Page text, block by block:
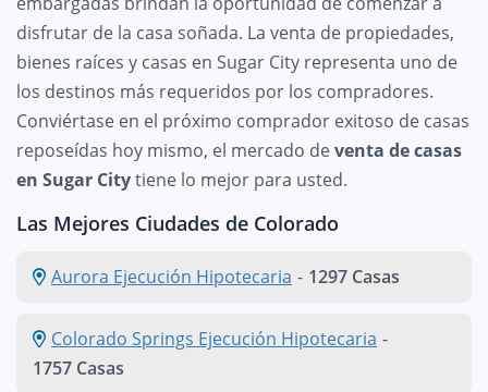
disfrutar de la casa soñada. La venta de propiedades,
bienes raíces y casas en Sugar City representa uno de
los destinos más requeridos por los compradores.
Conviértase en el próximo comprador exitoso de casas
reposeídas hoy mismo, el mercado deventa de casas
en Sugar Citytiene lo mejor para usted.
Las Mejores Ciudades de Colorado
Aurora Ejecución Hipotecaria - 1297 Casas
Colorado Springs Ejecución Hipotecaria -
1757 Casas